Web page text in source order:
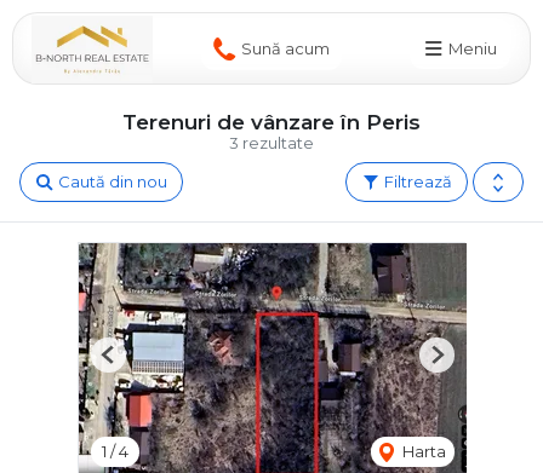
Sună acum Meniu
3 rezultate
Terenuri de vânzare în Peris
Filtrează
Caută din nou
1 /4 Harta
Previous Next